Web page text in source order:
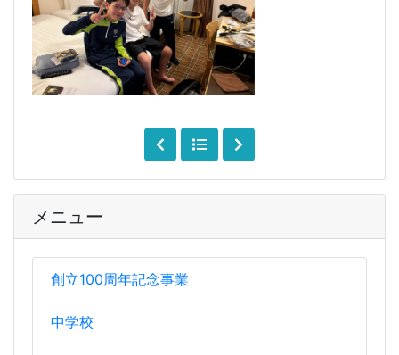
メニュー
創立100周年記念事業
中学校